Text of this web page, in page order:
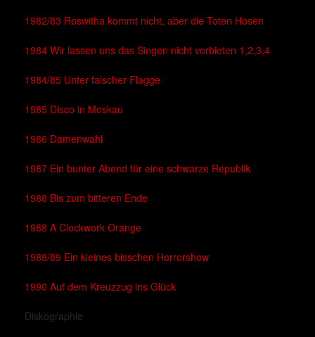
1982/83 Roswitha kommt nicht, aber die Toten Hosen
1984 Wir lassen uns das Singen nicht verbieten 1,2,3,4
1984/85 Unter falscher Flagge
1985 Disco in Moskau
1986 Damenwahl
1987 Ein bunter Abend für eine schwarze Republik
1988 Bis zum bitteren Ende
1988 A Clockwork Orange
1988/89 Ein kleines bisschen Horrorshow
1990 Auf dem Kreuzzug ins Glück
Diskographie